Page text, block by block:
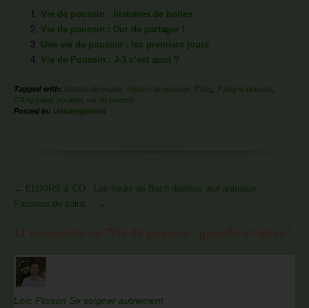
Vie de poussin : histoires de boites
Vie de poussin : Dur de partager !
Une vie de poussin : les premiers jours
Vie de Poussin : J-3 c’est quoi ?
Tagged with: histoire de poules histoire de poussin P'Ang P'Ang le poussin
P'Ang super poulette vie de poussin
Posted in: Uncategorized
More
Articles
← ELIXIRS & CO : Les fleurs de Bach dédiées aux animaux
Parcours de soins… →
Loïc Plisson Se soigner autrement